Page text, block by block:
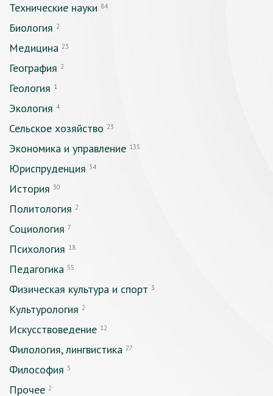
Технические науки 84
Биология 2
Медицина 23
География 2
Геология 1
Экология 4
Сельское хозяйство 23
Экономика и управление 135
Юриспруденция 34
История 30
Политология 2
Социология 7
Психология 18
Педагогика 55
Физическая культура и спорт 3
Культурология 2
Искусствоведение 12
Филология, лингвистика 27
Философия 5
Прочее 2